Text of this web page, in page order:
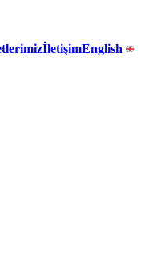
İletişimEnglish